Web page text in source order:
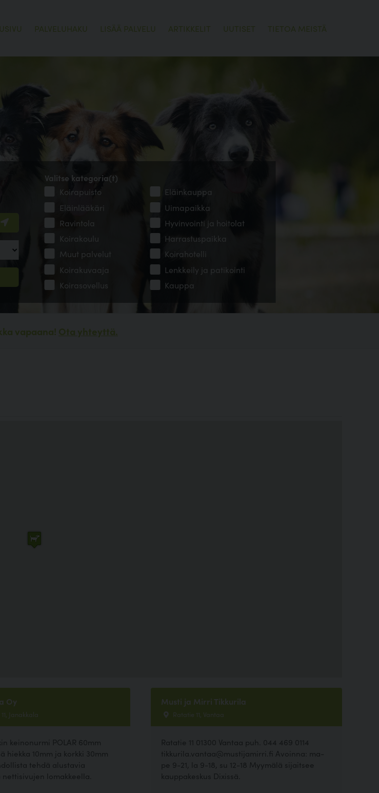
PALVELUHAKU LISÄÄ PALVELU ARTIKKELIT UUTISET TIETOA MEISTÄ
Valitse kategoria(t)
Koirapuisto
Eläinkauppa
Eläinlääkäri
Uimapaikka
Ravintola
Hyvinvointi ja hoitolat
Koirakoulu
Harrastuspaikka
Muut palvelut
Koirahotelli
Koirakuvaaja
Lenkkeily ja patikointi
Koirasovellus
Kauppa
vapaana! Ota yhteyttä.
Oy
Janakkala
keinonurmi POLAR 60mm
hiekka 10mm ja korkki 30mm
tehdä alustavia
lomakkeella.
Musti ja Mirri Tikkurila
Ratatie 11, Vantaa
Ratatie 11 01300 Vantaa puh. 044 469 0114
tikkurila.vantaa@mustijamirri.fi Avoinna: ma-
pe 9-21, la 9-18, su 12-18 Myymälä sijaitsee
kauppakeskus Dixissä.